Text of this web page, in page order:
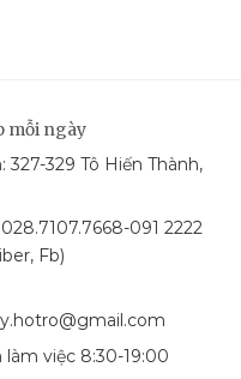
mỗi ngày
327-329 Tô Hiến Thành,
091 2222
Fb)
làm việc 8:30-19:00